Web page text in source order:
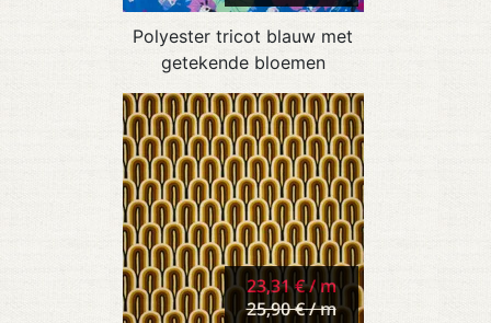
Polyester tricot blauw met
getekende bloemen
23,31 € / m
25,90 € / m